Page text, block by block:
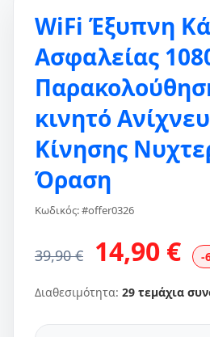
WiFi Έξυπνη
Ασφαλείας
κινητό
Κίνησης
Όραση
Κωδικός: #offer0326
39,90 € 14,90 € -
Διαθεσιμότητα: 29 τεμάχια